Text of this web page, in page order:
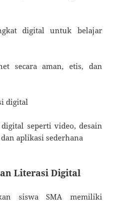
digital untuk belajar
secara aman, etis, dan
digital
seperti video, desain
aplikasi sederhana
Literasi Digital
siswa SMA memiliki